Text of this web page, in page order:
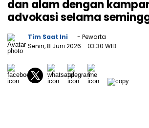
dan alam dengan
advokasi selama
Tim Saat Ini
- Pewarta
Senin, 8 Juni 2026 - 03:30 WIB